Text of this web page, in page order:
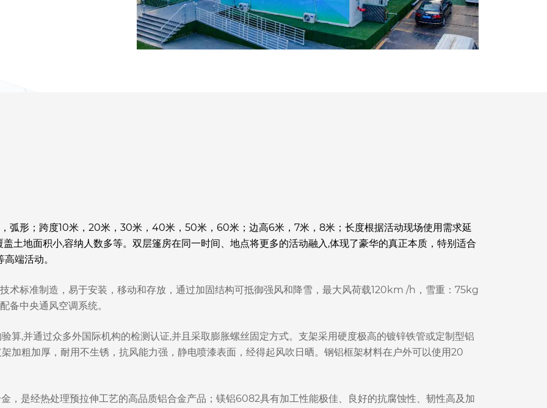
弧形；跨度10米，20米，30米，40米，50米，60米；边高6米，7米，8米；长度根据活动现场使用需求延
土地面积小,容纳人数多等。双层篷房在同一时间、地点将更多的活动融入,体现了豪华的真正本质，特别适合
端活动。
术标准制造，易于安装，移动和存放，通过加固结构可抵御强风和降雪，最大风荷载120km /h，雪重：75kg
中央通风空调系统。
算,并通过众多外国际机构的检测认证,并且采取膨胀螺丝固定方式。支架采用硬度极高的镀锌铁管或定制型铝
加粗加厚，耐用不生锈，抗风能力强，静电喷漆表面，经得起风吹日晒。钢铝框架材料在户外可以使用20
，是经热处理预拉伸工艺的高品质铝合金产品；镁铝6082具有加工性能极佳、良好的抗腐蚀性、韧性高及加